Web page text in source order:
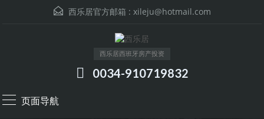
西乐居官方邮箱 : xileju@hotmail.com
西乐居西班牙房产投资
0034-910719832
页面导航